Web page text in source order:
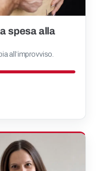
spesa alla
all’improvviso.